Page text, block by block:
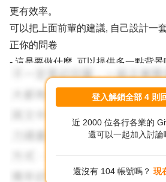
更有效率。
可以把上面前輩的建議, 自己設計一
正你的問卷
- 這是要做什麼, 可以提供多一點背景
- 這是大生意嗎? 很急嗎? 很急是誰
- 這個生意有沒有什麼要注意的事情?
- 這是什麼策略性廠商或客戶嗎? 有
注意?
登入解鎖全部 4 則
近 2000 位各行各業的
還可以一起加入討論
還沒有 104 帳號嗎？ 現